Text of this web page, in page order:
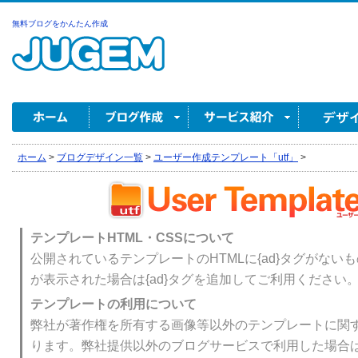
無料ブログをかんたん作成
ホーム > ブログデザイン一覧 > ユーザー作成テンプレート「utf」 >
テンプレートHTML・CSSについて
公開されているテンプレートのHTMLに{ad}タグがない
が表示された場合は{ad}タグを追加してご利用ください
テンプレートの利用について
弊社が著作権を所有する画像等以外のテンプレートに関
ります。弊社提供以外のブログサービスで利用した場合